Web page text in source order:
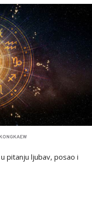
pitanju ljubav, posao i